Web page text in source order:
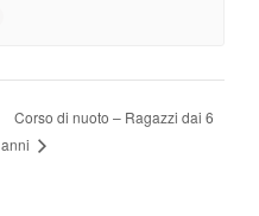
Corso di nuoto – Ragazzi dai 6
anni